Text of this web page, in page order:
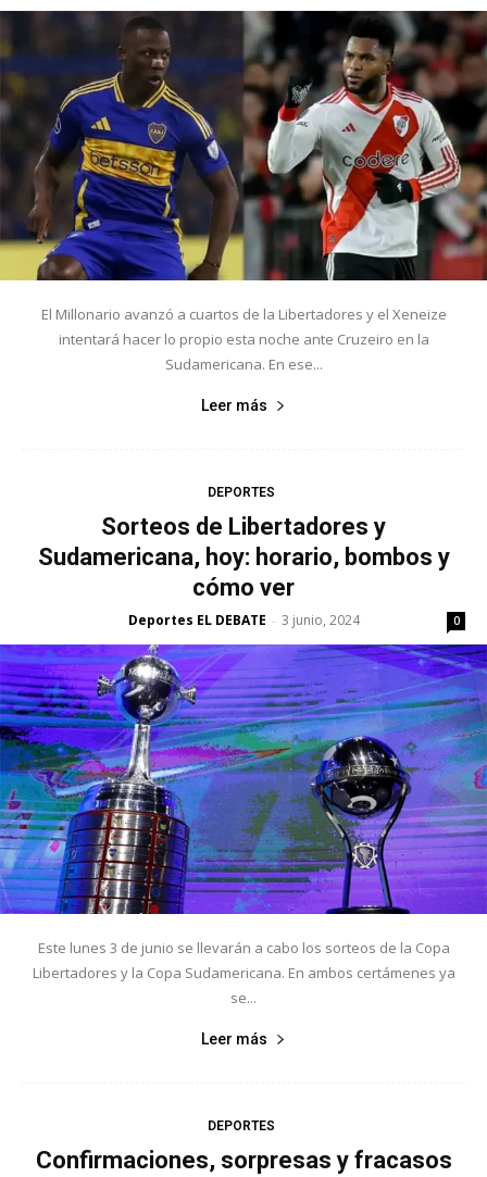
El Millonario avanzó a cuartos de la Libertadores y el Xeneize
intentará hacer lo propio esta noche ante Cruzeiro en la
Sudamericana. En ese...
Leer más
DEPORTES
Sorteos de Libertadores y
Sudamericana, hoy: horario, bombos y
cómo ver
Deportes EL DEBATE - 3 junio, 2024 0
Este lunes 3 de junio se llevarán a cabo los sorteos de la Copa
Libertadores y la Copa Sudamericana. En ambos certámenes ya
se...
Leer más
DEPORTES
Confirmaciones, sorpresas y fracasos